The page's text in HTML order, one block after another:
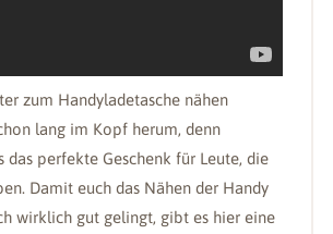
zum Handyladetasche nähen
lang im Kopf herum, denn
das perfekte Geschenk für Leute, die
Damit euch das Nähen der Handy
wirklich gut gelingt, gibt es hier eine